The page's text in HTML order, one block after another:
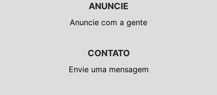
ANUNCIE
Anuncie com a gente
CONTATO
Envie uma mensagem